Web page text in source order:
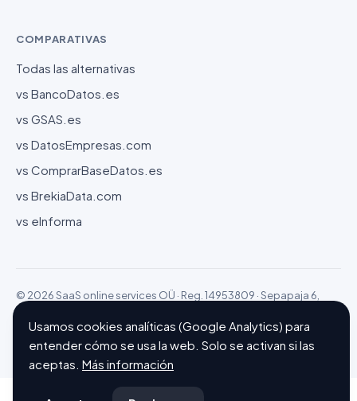
COMPARATIVAS
Todas las alternativas
vs BancoDatos.es
vs GSAS.es
vs DatosEmpresas.com
vs ComprarBaseDatos.es
vs BrekiaData.com
vs eInforma
© 2026 SaaS online services OÜ · Reg. 14953809 · Sepapaja 6,
15551 Tallinn (Estonia)
Configurar cookiesHecho con ❤ en Barcelona
Usamos cookies analíticas (Google Analytics) para
entender cómo se usa la web. Solo se activan si las
aceptas. Más información